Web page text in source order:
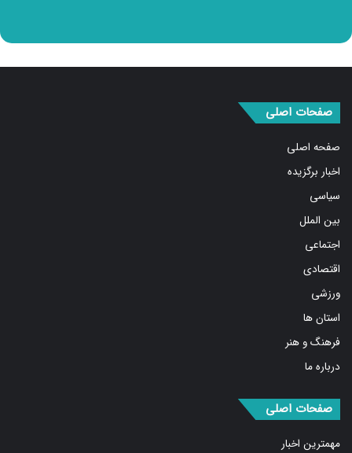
صفحات اصلی
صفحه اصلی
اخبار برگزیده
سیاسی
بین الملل
اجتماعی
اقتصادی
ورزشی
استان ها
فرهنگ و هنر
درباره ما
صفحات اصلی
مهمترین اخبار